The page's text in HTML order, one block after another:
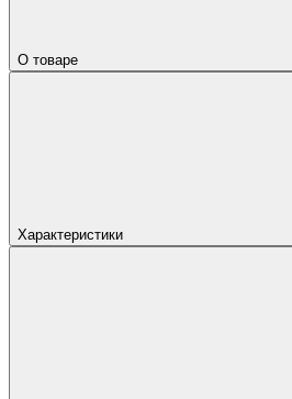
О товаре
Характеристики